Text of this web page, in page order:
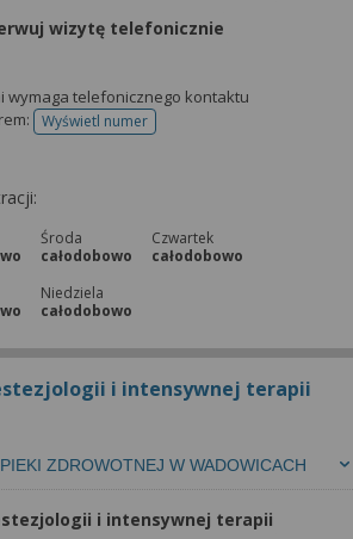
wizytę telefonicznie
wymaga telefonicznego kontaktu
Wyświetl numertelefonu do rejestracji
Środa
całodobowo
Czwartek
całodobowo
Niedziela
całodobowo
i intensywnej terapii
ZDROWOTNEJ W WADOWICACH
i intensywnej terapii